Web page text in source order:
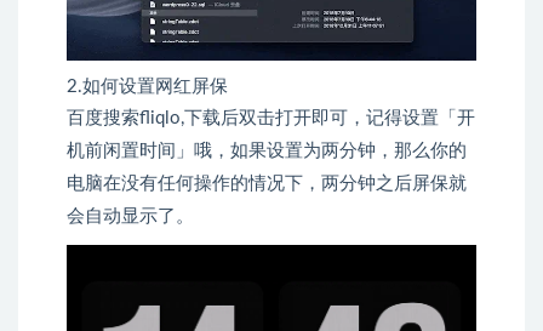
2.如何设置网红屏保
百度搜索fliqlo,下载后双击打开即可，记得设置「开
机前闲置时间」哦，如果设置为两分钟，那么你的
电脑在没有任何操作的情况下，两分钟之后屏保就
会自动显示了。